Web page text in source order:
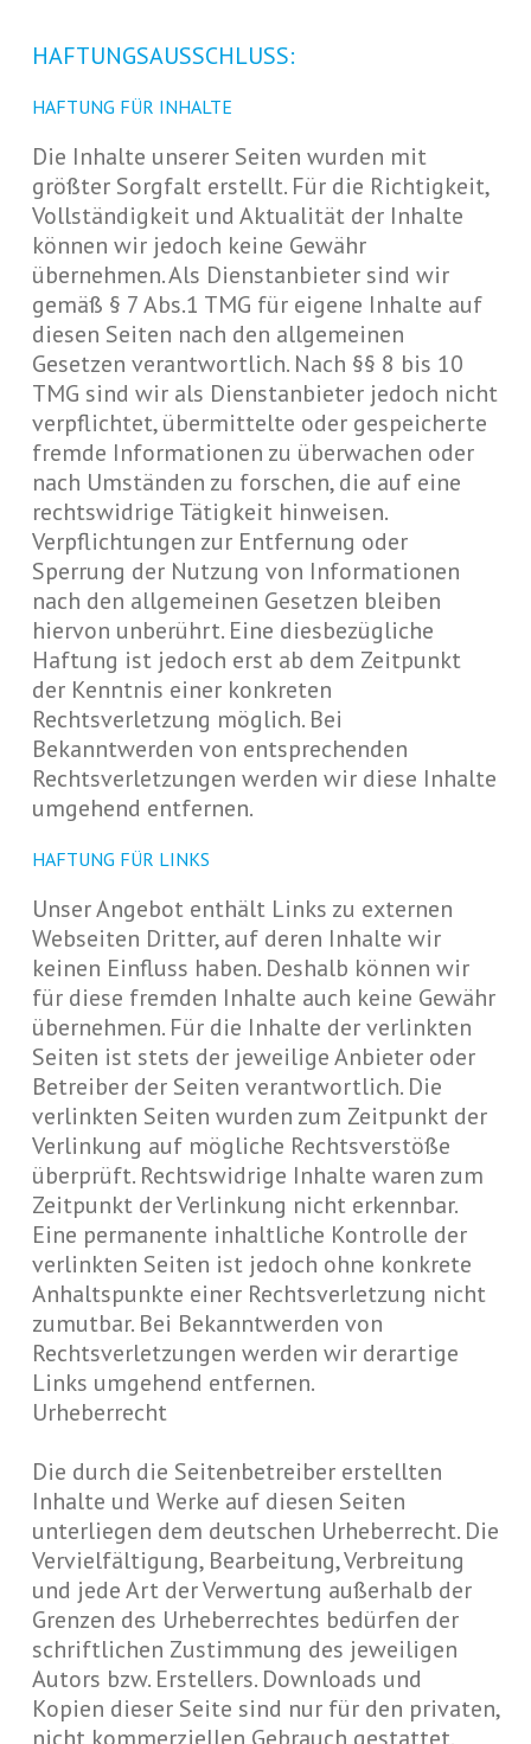
HAFTUNGSAUSSCHLUSS:
HAFTUNG FÜR INHALTE
Die Inhalte unserer Seiten wurden mit
größter Sorgfalt erstellt. Für die Richtigkeit,
Vollständigkeit und Aktualität der Inhalte
können wir jedoch keine Gewähr
übernehmen. Als Dienstanbieter sind wir
gemäß § 7 Abs.1 TMG für eigene Inhalte auf
diesen Seiten nach den allgemeinen
Gesetzen verantwortlich. Nach §§ 8 bis 10
TMG sind wir als Dienstanbieter jedoch nicht
verpflichtet, übermittelte oder gespeicherte
fremde Informationen zu überwachen oder
nach Umständen zu forschen, die auf eine
rechtswidrige Tätigkeit hinweisen.
Verpflichtungen zur Entfernung oder
Sperrung der Nutzung von Informationen
nach den allgemeinen Gesetzen bleiben
hiervon unberührt. Eine diesbezügliche
Haftung ist jedoch erst ab dem Zeitpunkt
der Kenntnis einer konkreten
Rechtsverletzung möglich. Bei
Bekanntwerden von entsprechenden
Rechtsverletzungen werden wir diese Inhalte
umgehend entfernen.
HAFTUNG FÜR LINKS
Unser Angebot enthält Links zu externen
Webseiten Dritter, auf deren Inhalte wir
keinen Einfluss haben. Deshalb können wir
für diese fremden Inhalte auch keine Gewähr
übernehmen. Für die Inhalte der verlinkten
Seiten ist stets der jeweilige Anbieter oder
Betreiber der Seiten verantwortlich. Die
verlinkten Seiten wurden zum Zeitpunkt der
Verlinkung auf mögliche Rechtsverstöße
überprüft. Rechtswidrige Inhalte waren zum
Zeitpunkt der Verlinkung nicht erkennbar.
Eine permanente inhaltliche Kontrolle der
verlinkten Seiten ist jedoch ohne konkrete
Anhaltspunkte einer Rechtsverletzung nicht
zumutbar. Bei Bekanntwerden von
Rechtsverletzungen werden wir derartige
Links umgehend entfernen.
Urheberrecht
Die durch die Seitenbetreiber erstellten
Inhalte und Werke auf diesen Seiten
unterliegen dem deutschen Urheberrecht. Die
Vervielfältigung, Bearbeitung, Verbreitung
und jede Art der Verwertung außerhalb der
Grenzen des Urheberrechtes bedürfen der
schriftlichen Zustimmung des jeweiligen
Autors bzw. Erstellers. Downloads und
Kopien dieser Seite sind nur für den privaten,